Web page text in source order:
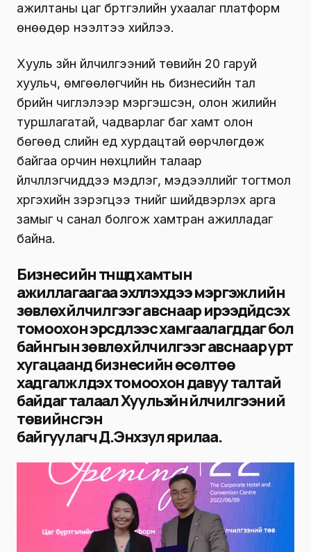
ажилтаны цаг бүртгэлийн ухаалаг платформ
өнөөдөр нээлтээ хийлээ.
Хууль зүйн үйлчилгээний төвийн 20 гаруй
хуульч, өмгөөлөгчийн нь бизнесийн тал
бүрийн чиглэлээр мэргэшсэн, олон жилийн
туршлагатай, чадварлаг баг хамт олон
бөгөөд сүүлийн үед хурдацтай өөрчлөгдөж
байгаа орчин нөхцлийн талаар
үйлчлүүлэгчиддээ мэдлэг, мэдээллийг тогтмол
хүргэхийн зэрэгцээ түүнийг шийдвэрлэх арга
замыг ч санал болгож хамтран ажилладаг
байна.
Бизнесийн түншүүд хамтын
ажиллагаагаа эхлүүлэхдээ мэргэжлийн
зөвлөх үйлчилгээг авснаар ирээдүйд үүсэх
томоохон эрсдлээс хамгаалагддаг бол
байнгын зөвлөх үйлчилгээг авснаар урт
хугацаанд бизнесийн өсөлтөө
хадгалж үлдэх томоохон давуу талтай
байдагталаал Хуульзүйн үйлчилгээний
төвийн үүсгэн
байгуулагчД.Энхзулярилаа.